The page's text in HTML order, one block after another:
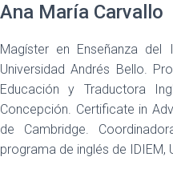
Ana María Carvallo
Magíster en Enseñanza del
Universidad Andrés Bello.
Educación y Traductora
Concepción. Certificate in
de Cambridge.
programa de inglés de IDIEM,